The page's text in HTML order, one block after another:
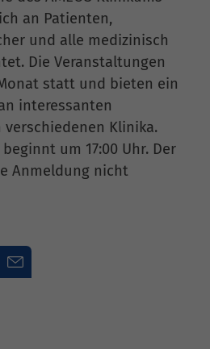
an Patienten,
und alle medizinisch
Die Veranstaltungen
statt und bieten ein
interessanten
verschiedenen Klinika.
um 17:00 Uhr. Der
Anmeldung nicht